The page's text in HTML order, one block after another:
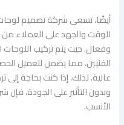
أيضًا، تسعى شركة تصميم
الوقت والجهد على العملاء
وفعال. حيث يتم تركيب
الفنيين، مما يضمن للعميل
عالية. لذلك، إذا كنت بحاجة
وبدون التأثير على الجودة،
الأنسب.